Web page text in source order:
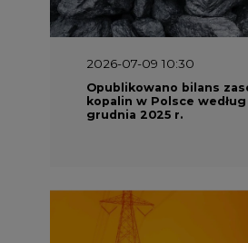
2026-07-09 10:30
Opublikowano bilans
kopalin w Polsce według
grudnia 2025 r.